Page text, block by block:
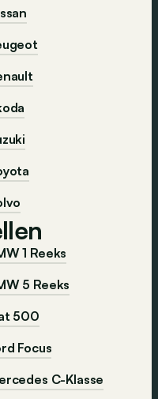
1 Reeks
5 Reeks
500
Focus
C-Klasse